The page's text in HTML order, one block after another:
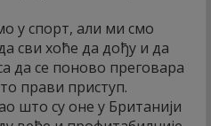
у спорт, али ми смо
сви хоће да дођу и да
да се поново преговара
прави приступ.
што су оне у Британији